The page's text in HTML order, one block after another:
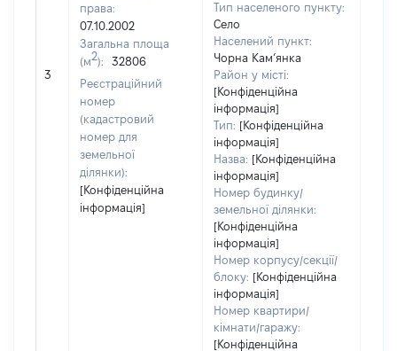
3
права:
07.10.2002
Загальна площа
(м2):
32806
Реєстраційний
номер
(кадастровий
номер для
земельної
ділянки):
[Конфіденційна
інформація]
Тип населеного пункту:
Село
Населений пункт:
Чорна Кам’янка
Район у місті:
[Конфіденційна
інформація]
Тип: [Конфіденційна
інформація]
Назва: [Конфіденційна
інформація]
Номер будинку/
земельної ділянки:
[Конфіденційна
інформація]
Номер корпусу/секції/
блоку: [Конфіденційна
інформація]
Номер квартири/
кімнати/гаражу:
[Конфіденційна